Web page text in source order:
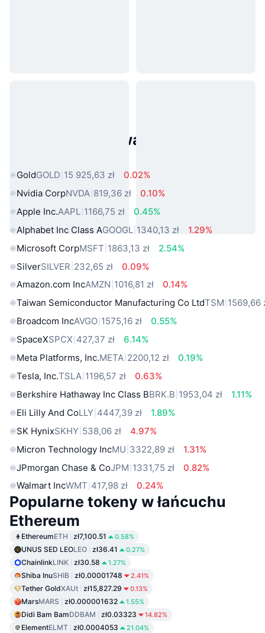
Popularne aktywa ze świata
GoldGOLD 15 925,63 zł
0.02%
Nvidia CorpNVDA 819,36 zł
0.10%
Apple Inc.AAPL 1166,75 zł
0.45%
Alphabet Inc Class AGOOGL 1340,13 zł
1.29%
Microsoft CorpMSFT 1863,13 zł
2.54%
SilverSILVER 232,65 zł
0.09%
Amazon.com IncAMZN 1016,81 zł
0.14%
Taiwan Semiconductor Manufacturing Co LtdTSM 1569,66
Broadcom IncAVGO 1575,16 zł
0.55%
SpaceXSPCX 427,37 zł
6.14%
Meta Platforms, Inc.META 2200,12 zł
0.19%
Tesla, Inc.TSLA 1196,57 zł
0.63%
Berkshire Hathaway Inc Class BBRK.B 1953,04 zł
1.11%
Eli Lilly And CoLLY 4447,39 zł
1.89%
SK HynixSKHY 538,06 zł
4.97%
Micron Technology IncMU 3322,89 zł
1.31%
JPmorgan Chase & CoJPM 1331,75 zł
0.82%
Walmart IncWMT 417,98 zł 0.24%
Popularne tokeny w łańcuchu
Ethereum
EthereumETH zł7,100.51 0.58%
UNUS SED LEOLEO zł36.41 0.27%
ChainlinkLINK zł30.58 1.27%
Shiba InuSHIB zł0.00001748 2.41%
Tether GoldXAUt zł15,827.29 0.13%
MarsMARS zł0.000001632 1.55%
Didi Bam BamDDBAM zł0.03323 14.82%
ElementELMT zł0.0004053 21.04%